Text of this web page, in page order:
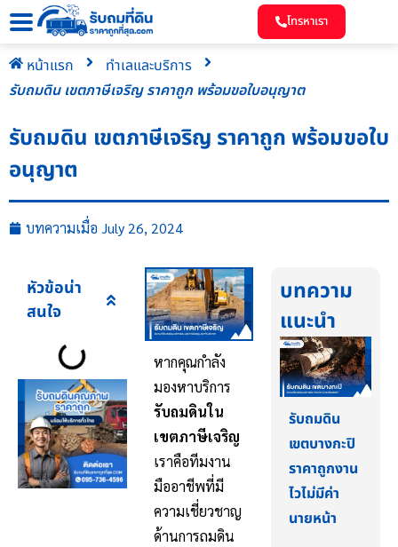
โทรหาเรา
หน้าแรก
ทำเลและบริการ
รับถมดิน เขตภาษีเจริญ ราคาถูก พร้อมขอใบอนุญาต
รับถมดิน เขตภาษีเจริญ ราคาถูก พร้อมขอใบ
อนุญาต
บทความเมื่อ July 26, 2024
หัวข้อน่า
สนใจ
หากคุณกำลัง
มองหาบริการ
รับถมดินใน
เขตภาษีเจริญ
เราคือทีมงาน
มืออาชีพที่มี
ความเชี่ยวชาญ
ด้านการถมดิน
บทความ
แนะนำ
รับถมดิน
เขตบางกะปิ
ราคาถูกงาน
ไวไม่มีค่า
นายหน้า